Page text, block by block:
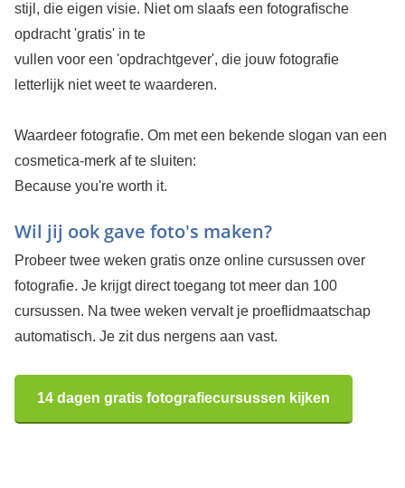
stijl, die eigen visie. Niet om slaafs een fotograﬁsche
opdracht 'gratis' in te
vullen voor een 'opdrachtgever', die jouw fotograﬁe
letterlijk niet weet te waarderen.
Waardeer fotograﬁe. Om met een bekende slogan van een
cosmetica-merk af te sluiten:
Because you're worth it.
Wil jij ook gave foto's maken?
Probeer twee weken gratis onze online cursussen over
fotografie. Je krijgt direct toegang tot meer dan 100
cursussen. Na twee weken vervalt je proeflidmaatschap
automatisch. Je zit dus nergens aan vast.
14 dagen gratis fotografiecursussen kijken